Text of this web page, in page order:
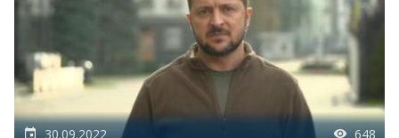
30.09.2022 648